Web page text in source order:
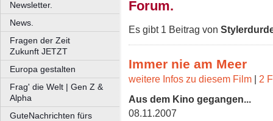
Newsletter.
News.
Fragen der Zeit
Zukunft JETZT
Europa gestalten
Frag' die Welt | Gen Z &
Alpha
GuteNachrichten fürs
Forum.
Es gibt 1 Beitrag von
Immer nie am Meer
weitere Infos zu diesem Film | 2
Aus dem Kino gegangen...
08.11.2007